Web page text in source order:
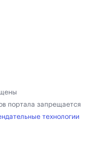
портала запрещается
технологии